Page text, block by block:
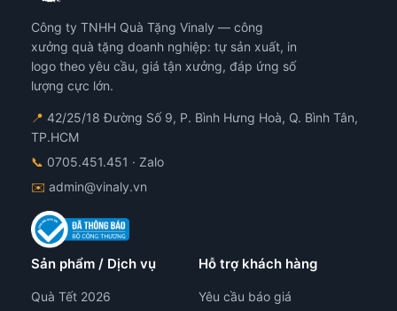
Công ty TNHH Quà Tặng Vinaly — công
xưởng quà tặng doanh nghiệp: tự sản xuất, in
logo theo yêu cầu, giá tận xưởng, đáp ứng số
lượng cực lớn.
📍 42/25/18 Đường Số 9, P. Bình Hưng Hoà, Q. Bình Tân,
TP.HCM
📞 0705.451.451 · Zalo
✉️ admin@vinaly.vn
Sản phẩm / Dịch vụ
Quà Tết 2026
Hỗ trợ khách hàng
Yêu cầu báo giá